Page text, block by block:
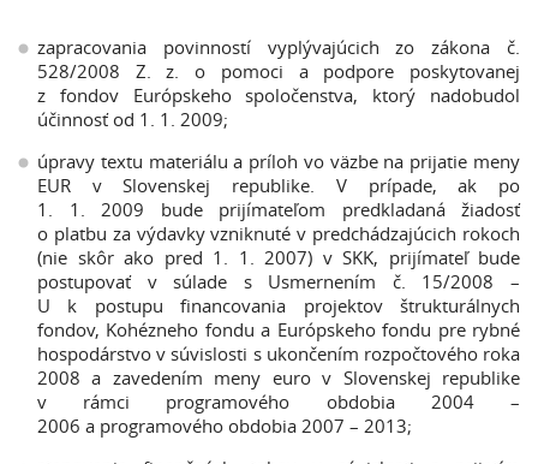
zapracovania povinností vyplývajúcich zo zákona č.
528/2008 Z. z. o pomoci a podpore poskytovanej
z fondov Európskeho spoločenstva, ktorý nadobudol
účinnosť od 1. 1. 2009;
úpravy textu materiálu a príloh vo väzbe na prijatie meny
EUR v Slovenskej republike. V prípade, ak po
1. 1. 2009 bude prijímateľom predkladaná žiadosť
o platbu za výdavky vzniknuté v predchádzajúcich rokoch
(nie skôr ako pred 1. 1. 2007) v SKK, prijímateľ bude
postupovať v súlade s Usmernením č. 15/2008 –
U k postupu financovania projektov štrukturálnych
fondov, Kohézneho fondu a Európskeho fondu pre rybné
hospodárstvo v súvislosti s ukončením rozpočtového roka
2008 a zavedením meny euro v Slovenskej republike
v rámci programového obdobia 2004 –
2006 a programového obdobia 2007 – 2013;